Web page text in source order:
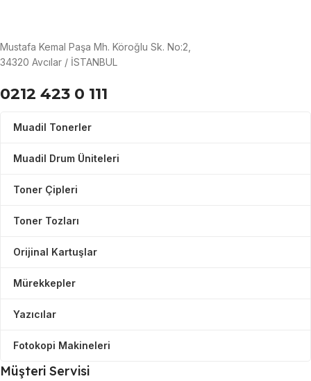
Mustafa Kemal Paşa Mh. Köroğlu Sk. No:2,
34320 Avcılar / İSTANBUL
0212 423 0 111
Muadil Tonerler
Muadil Drum Üniteleri
Toner Çipleri
Toner Tozları
Orijinal Kartuşlar
Mürekkepler
Yazıcılar
Fotokopi Makineleri
Müşteri Servisi